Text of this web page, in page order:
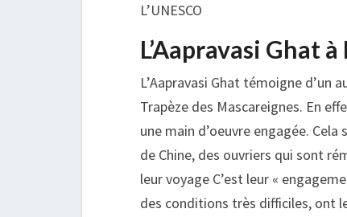
L’UNESCO
L’Aapravasi Ghat
L’Aapravasi Ghat témoigne
Trapèze des Mascareignes. En
une main d’oeuvre engagée.
de Chine, des ouvriers qui sont
leur voyage C’est leur «
des conditions très difficiles, ont